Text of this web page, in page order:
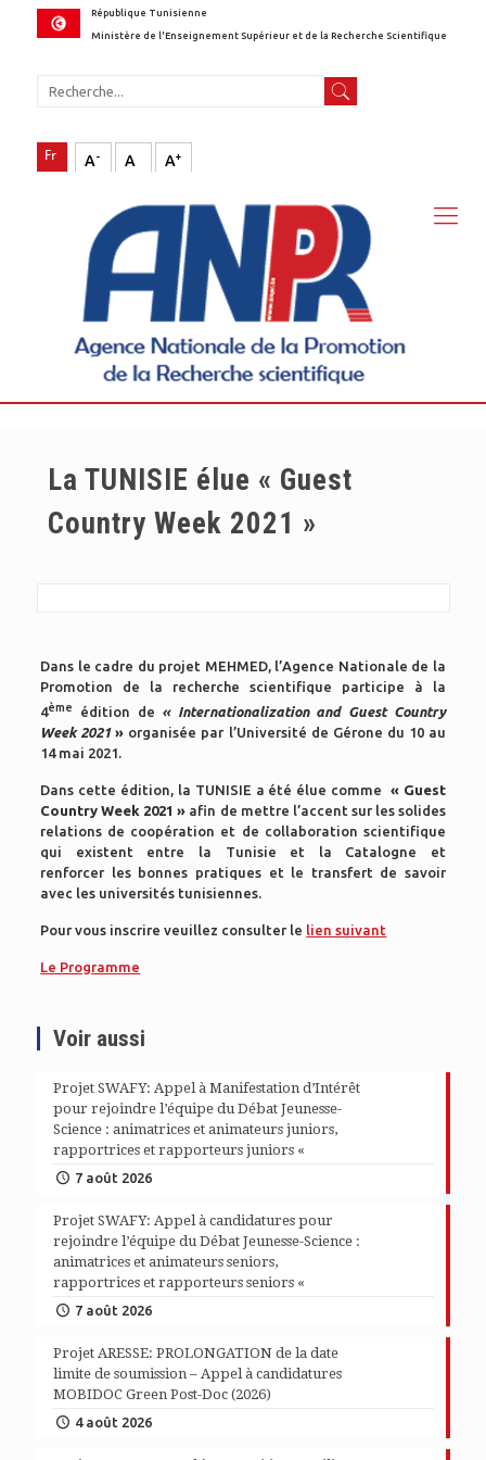
République Tunisienne
Ministère de l'Enseignement Supérieur et de la Recherche Scientifique
A- A A+
La TUNISIE élue « Guest
Country Week 2021 »
Dans le cadre du projet MEHMED, l’Agence Nationale de la
Promotion de la recherche scientifique participe à la
4ème édition de « Internationalization and Guest Country
Week 2021» organisée par l’Université de Gérone du 10 au
14 mai 2021.
Dans cette édition, la TUNISIE a été élue comme « Guest
Country Week 2021 » afin de mettre l’accent sur les solides
relations de coopération et de collaboration scientifique
qui existent entre la Tunisie et la Catalogne et
renforcer les bonnes pratiques et le transfert de savoir
avec les universités tunisiennes.
Pour vous inscrire veuillez consulter le lien suivant
Le Programme
Voir aussi
Projet SWAFY: Appel à Manifestation d’Intérêt
pour rejoindre l’équipe du Débat Jeunesse-
Science : animatrices et animateurs juniors,
rapportrices et rapporteurs juniors «
7 août 2026
Projet SWAFY: Appel à candidatures pour
rejoindre l’équipe du Débat Jeunesse-Science :
animatrices et animateurs seniors,
rapportrices et rapporteurs seniors «
7 août 2026
Projet ARESSE: PROLONGATION de la date
limite de soumission – Appel à candidatures
MOBIDOC Green Post-Doc (2026)
4 août 2026